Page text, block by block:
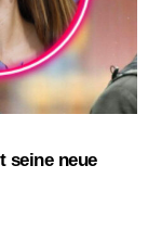
seine neue